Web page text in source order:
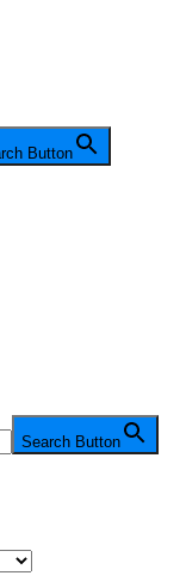
Button
Search Button